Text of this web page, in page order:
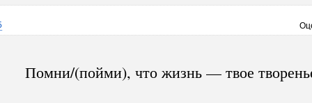
Помни/(пойми), что жизнь — твое